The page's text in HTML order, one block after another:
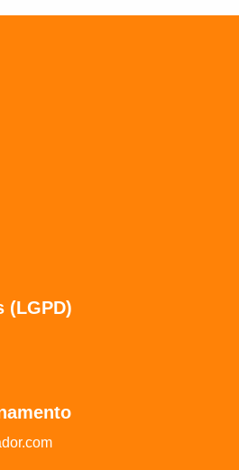
(LGPD)